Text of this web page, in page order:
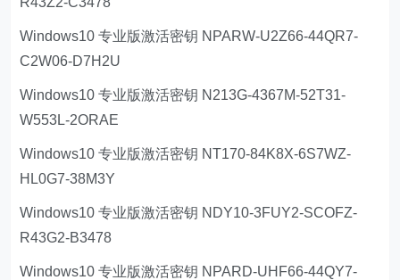
Windows10 专业版激活密钥 NPARW-U2Z66-44QR7-
C2W06-D7H2U
Windows10 专业版激活密钥 N213G-4367M-52T31-
W553L-2ORAE
Windows10 专业版激活密钥 NT170-84K8X-6S7WZ-
HL0G7-38M3Y
Windows10 专业版激活密钥 NDY10-3FUY2-SCOFZ-
R43G2-B3478
Windows10 专业版激活密钥 NPARD-UHF66-44QY7-